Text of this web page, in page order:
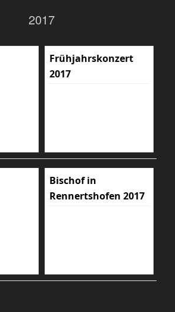
2017
Frühjahrskonzert
2017
Bischof in
Rennertshofen 2017